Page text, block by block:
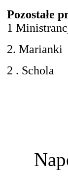
Pozostałe
1
2. Marianki
2 . Schola